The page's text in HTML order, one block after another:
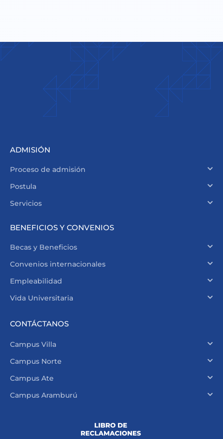
ADMISIÓN
Proceso de admisión
Postula
Servicios
BENEFICIOS Y CONVENIOS
Becas y Beneficios
Convenios internacionales
Empleabilidad
Vida Universitaria
CONTÁCTANOS
Campus Villa
Campus Norte
Campus Ate
Campus Aramburú